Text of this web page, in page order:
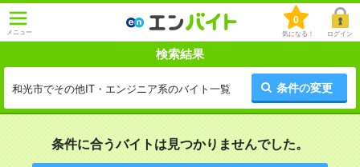
メニュー
0
気になる！ ログイン
検索結果
和光市でその他IT・エンジニア系のバイト一覧 条件の変更
条件に合うバイトは見つかりませんでした。